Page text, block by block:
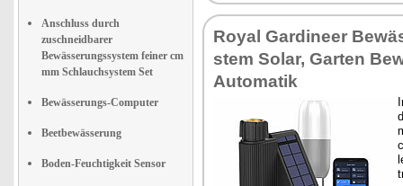
Anschluss durch
zuschneidbarer
Bewässerungssystem feiner cm
mm Schlauchsystem Set
Bewässerungs-Computer
Beetbewässerung
Boden-Feuchtigkeit Sensor
Royal Gar­di­neer
stem So­lar, Gar­ten
Au­to­ma­tik